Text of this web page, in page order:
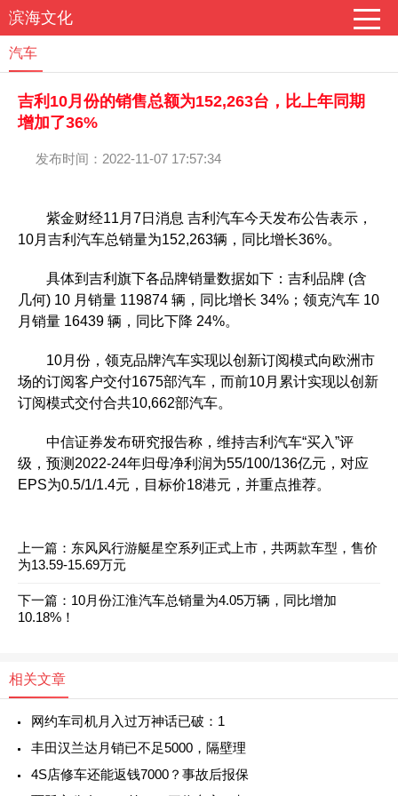
滨海文化
汽车
吉利10月份的销售总额为152,263台，比上年同期
增加了36%
发布时间：2022-11-07 17:57:34
紫金财经11月7日消息 吉利汽车今天发布公告表示，
10月吉利汽车总销量为152,263辆，同比增长36%。
具体到吉利旗下各品牌销量数据如下：吉利品牌 (含
几何) 10 月销量 119874 辆，同比增长 34%；领克汽车 10
月销量 16439 辆，同比下降 24%。
10月份，领克品牌汽车实现以创新订阅模式向欧洲市
场的订阅客户交付1675部汽车，而前10月累计实现以创新
订阅模式交付合共10,662部汽车。
中信证券发布研究报告称，维持吉利汽车“买入”评
级，预测2022-24年归母净利润为55/100/136亿元，对应
EPS为0.5/1/1.4元，目标价18港元，并重点推荐。
上一篇： 东风风行游艇星空系列正式上市，共两款车型，售价
为13.59-15.69万元
下一篇： 10月份江淮汽车总销量为4.05万辆，同比增加
10.18%！
相关文章
网约车司机月入过万神话已破：1
丰田汉兰达月销已不足5000，隔壁理
4S店修车还能返钱7000？事故后报保